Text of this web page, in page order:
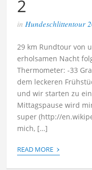
2
in Hundeschlittentour
29 km Rundtour von
erholsamen Nacht
Thermometer: -33
dem leckeren
und wir starten zu
Mittagspause wird
super (http://
mich, […]
READ MORE ›